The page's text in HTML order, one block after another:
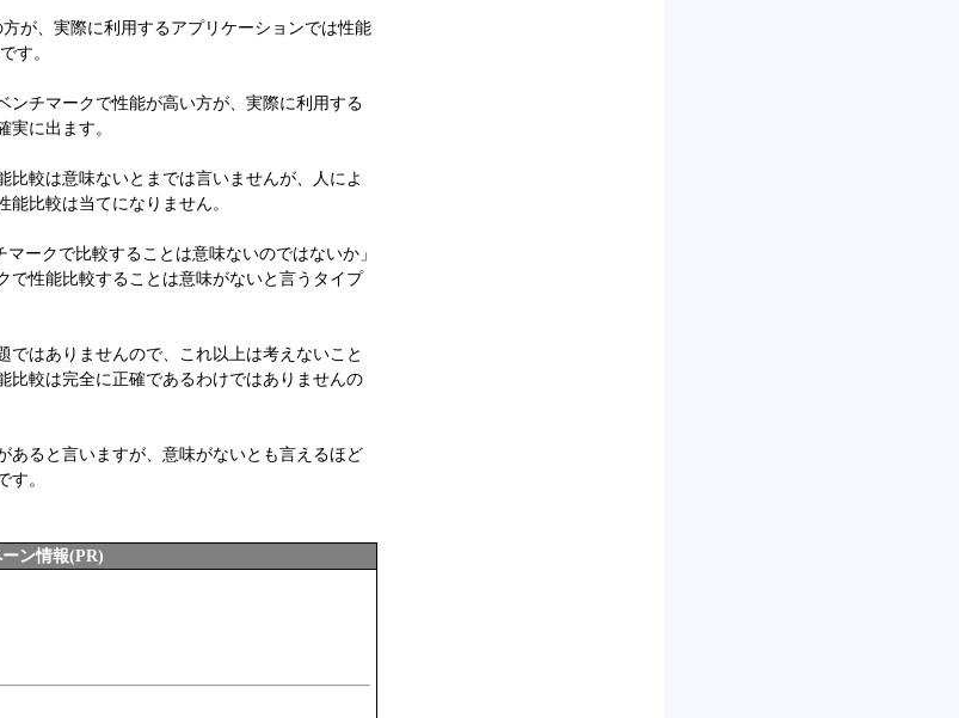
が、実際に利用するアプリケーションでは性能
す。
チマークで性能が高い方が、実際に利用する
に出ます。
較は意味ないとまでは言いませんが、人によ
比較は当てになりません。
ークで比較することは意味ないのではないか」
で性能比較することは意味がないと言うタイプ
ではありませんので、これ以上は考えないこと
比較は完全に正確であるわけではありませんの
あると言いますが、意味がないとも言えるほど
。
ン情報(PR)